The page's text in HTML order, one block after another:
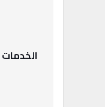
الخدمات